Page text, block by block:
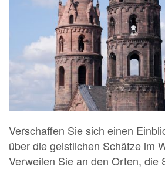
Verschaffen Sie sich einen
über die geistlichen Schätze im
Verweilen Sie an den Orten, die